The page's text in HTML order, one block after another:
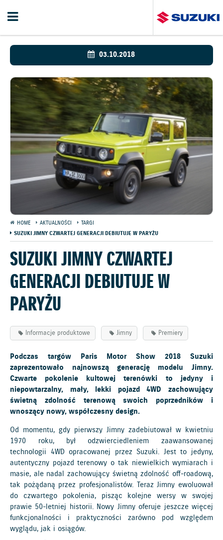
03.10.2018
HOME AKTUALNOŚCI
TARGI
SUZUKI JIMNY CZWARTEJ GENERACJI DEBIUTUJE W PARYŻU
SUZUKI JIMNY CZWARTEJ
GENERACJI DEBIUTUJE W
PARYŻU
Informacje produktowe Jimny Premiery
Podczas targów Paris Motor Show 2018 Suzuki
zaprezentowało najnowszą generację modelu Jimny.
Czwarte pokolenie kultowej terenówki to jedyny i
niepowtarzalny, mały, lekki pojazd 4WD zachowujący
świetną zdolność terenową swoich poprzedników i
wnoszący nowy, współczesny design.
Od momentu, gdy pierwszy Jimny zadebiutował w kwietniu
1970 roku, był odzwierciedleniem zaawansowanej
technologii 4WD opracowanej przez Suzuki. Jest to jedyny,
autentyczny pojazd terenowy o tak niewielkich wymiarach i
masie, ale nadal zachowujący świetną zdolność off-roadową,
tak pożądaną przez profesjonalistów. Teraz Jimny ewoluował
do czwartego pokolenia, pisząc kolejne wersy w swojej
prawie 50-letniej historii. Nowy Jimny oferuje jeszcze więcej
funkcjonalności i praktyczności zarówno pod względem
wyglądu, jak i osiągów.